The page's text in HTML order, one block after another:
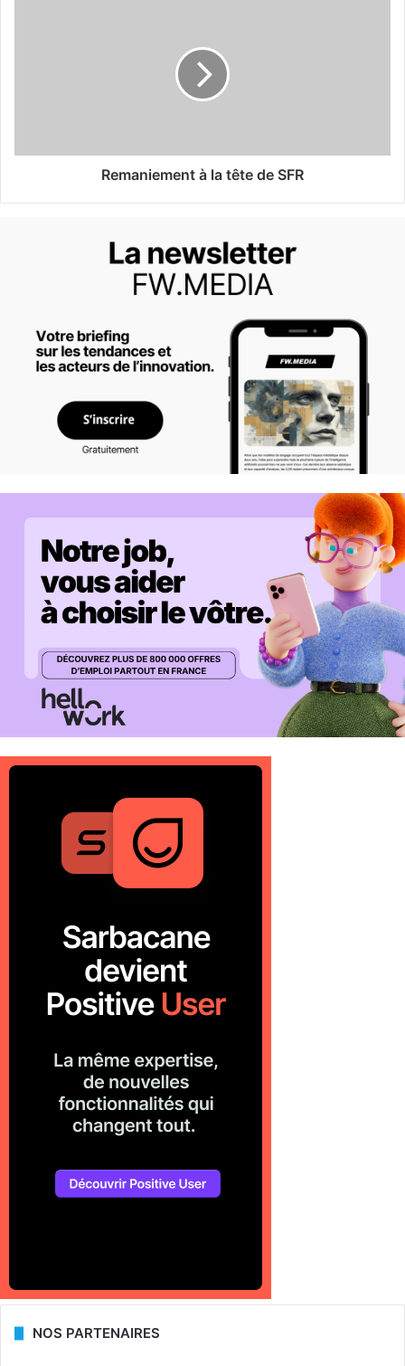
Remaniement à la tête de SFR
NOS PARTENAIRES